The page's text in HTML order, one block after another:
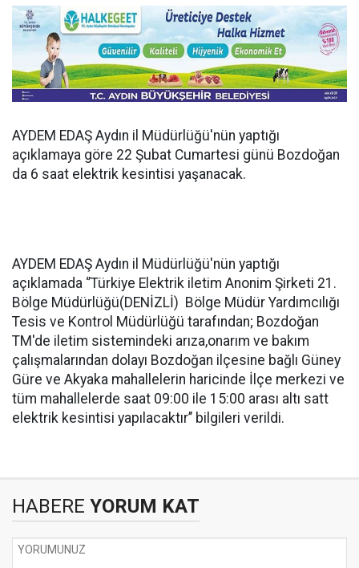
AYDEM EDAŞ Aydın il Müdürlüğü'nün yaptığı
açıklamaya göre 22 Şubat Cumartesi günü Bozdoğan
da 6 saat elektrik kesintisi yaşanacak.
AYDEM EDAŞ Aydın il Müdürlüğü'nün yaptığı
açıklamada ‘’Türkiye Elektrik iletim Anonim Şirketi 21.
Bölge Müdürlüğü(DENİZLİ) Bölge Müdür Yardımcılığı
Tesis ve Kontrol Müdürlüğü tarafından; Bozdoğan
TM'de iletim sistemindeki arıza,onarım ve bakım
çalışmalarından dolayı Bozdoğan ilçesine bağlı Güney
Güre ve Akyaka mahallelerin haricinde İlçe merkezi ve
tüm mahallelerde saat 09:00 ile 15:00 arası altı satt
elektrik kesintisi yapılacaktır’’ bilgileri verildi.
HABERE YORUM KAT